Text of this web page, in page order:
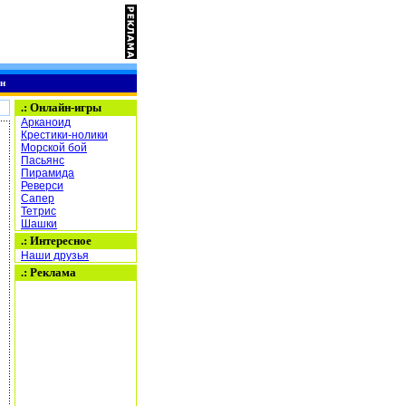
.: Онлайн-игры
Арканоид
Крестики-нолики
Морской бой
Пасьянс
Пирамида
Реверси
Сапер
Тетрис
Шашки
.: Интересное
Наши друзья
.: Реклама